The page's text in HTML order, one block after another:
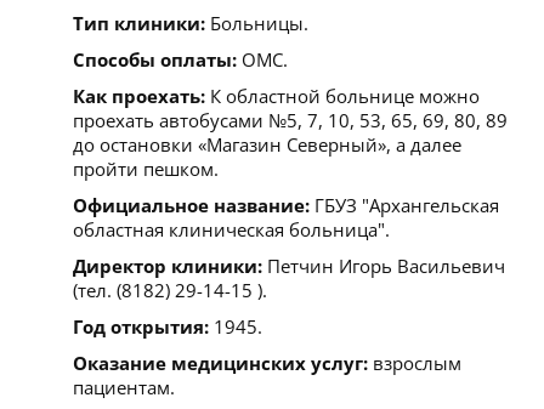
Тип клиники: Больницы.
Способы оплаты: ОМС.
Как проехать: К областной больнице можно
проехать автобусами №5, 7, 10, 53, 65, 69, 80, 89
до остановки «Магазин Северный», а далее
пройти пешком.
Официальное название: ГБУЗ "Архангельская
областная клиническая больница".
Директор клиники: Петчин Игорь Васильевич
(тел. (8182) 29-14-15 ).
Год открытия: 1945.
Оказание медицинских услуг: взрослым
пациентам.